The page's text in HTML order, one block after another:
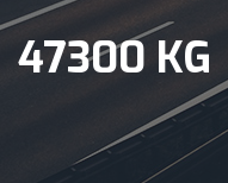
47300 KG